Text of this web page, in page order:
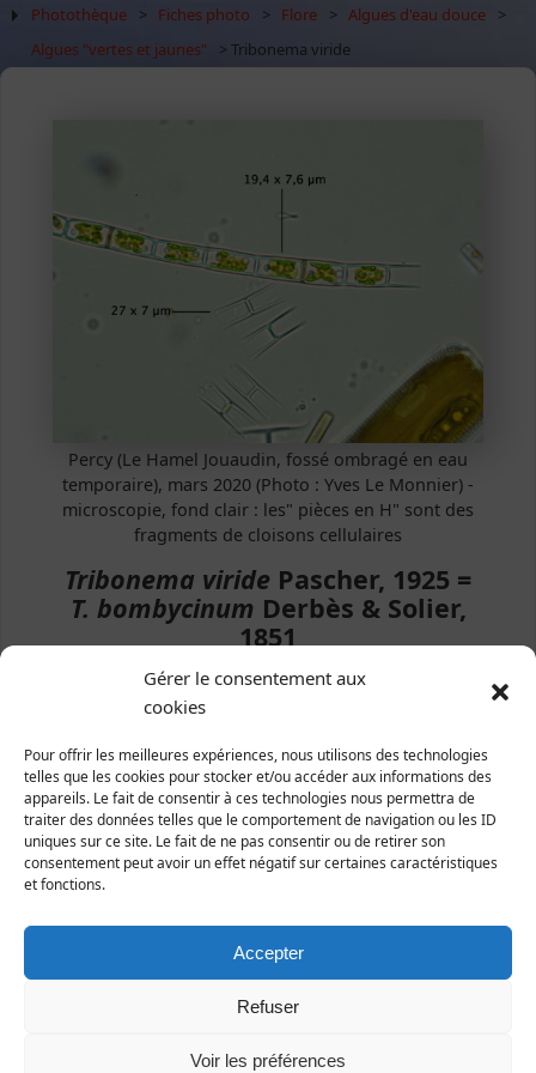
Gérer le consentement aux
cookies
Pour offrir les meilleures expériences, nous utilisons des technologies
telles que les cookies pour stocker et/ou accéder aux informations des
appareils. Le fait de consentir à ces technologies nous permettra de
traiter des données telles que le comportement de navigation ou les ID
uniques sur ce site. Le fait de ne pas consentir ou de retirer son
consentement peut avoir un effet négatif sur certaines caractéristiques
et fonctions.
Accepter
Refuser
Voir les préférences
Photothèque > Fiches photo > Flore > Algues d'eau douce
>
Algues "vertes et jaunes"
> Tribonema viride
Percy (Le Hamel Jouaudin, fossé ombragé en eau
temporaire), mars 2020 (Photo : Yves Le Monnier) -
microscopie, fond clair : les" pièces en H" sont des
fragments de cloisons cellulaires
Tribonema viride Pascher, 1925 =
T. bombycinum Derbès & Solier,
1851
Chromista | Xanthophyceae | Tribonematales |
Tribonemataceae
Répartition et statut
Espèce probablement cosmopolite, assez largement
citée en Europe.
Quelques observations en France : Bouches-du-
Rhône, Alpes Maritimes, Alpes de Haute-Provence,
L'algue est commune dans les eaux douces
relativement froides, ombragées, calmes ou à faible
courant comme celles des fossés et des sources,
surtout dans les eaux riches en humus. Ses longs